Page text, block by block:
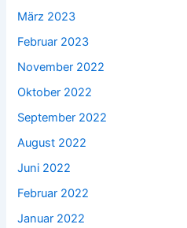
März 2023
Februar 2023
November 2022
Oktober 2022
September 2022
August 2022
Juni 2022
Februar 2022
Januar 2022